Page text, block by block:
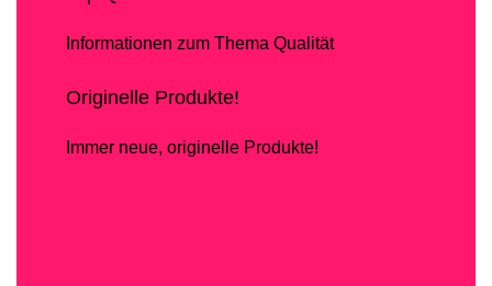
Informationen zum Thema Qualität
Originelle Produkte!
Immer neue, originelle Produkte!